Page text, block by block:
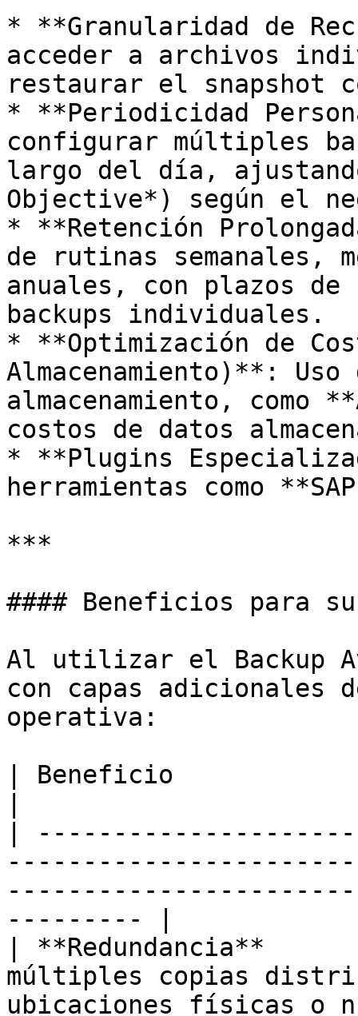
* **Granularidad de
acceder a archivos
restaurar el snapshot
* **Periodicidad
configurar múltiples
largo del día,
Objective*) según el
* **Retención
de rutinas semanales,
anuales, con plazos
backups individuales.
* **Optimización de
Almacenamiento)**:
almacenamiento, como
costos de datos
* **Plugins
herramientas como
***
#### Beneficios para
Al utilizar el Backup
con capas adicionales
operativa:
| Beneficio
|
--------- |
| **Redundancia**
múltiples copias
ubicaciones físicas o